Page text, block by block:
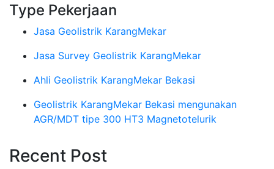
Type Pekerjaan
Jasa Geolistrik KarangMekar
Jasa Survey Geolistrik KarangMekar
Ahli Geolistrik KarangMekar Bekasi
Geolistrik KarangMekar Bekasi mengunakan
AGR/MDT tipe 300 HT3 Magnetotelurik
Recent Post